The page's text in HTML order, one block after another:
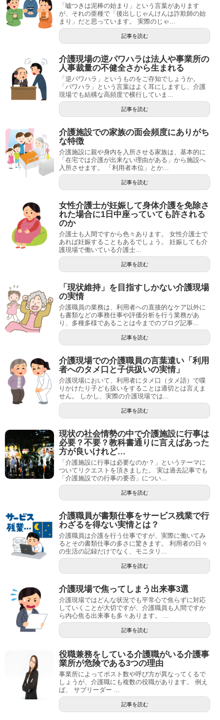
「嘘つきは泥棒の始まり」という言葉があります
が、それの亜種で「後出しじゃんけんは詐欺師の始
まり」だと思っています。 実際のじゃ...
記事を読む
介護現場の逆パワハラは法人や事業所の
人事裁量の不健全さから生まれる
「逆パワハラ」というものをご存知でしょうか。
「パワハラ」という言葉はよく耳にしますし、介護
現場でも結構な高頻度で横行していま...
記事を読む
介護施設での家族の面会頻度にありがち
な特徴
介護施設に親や身内を入所させる家族は、基本的に
「在宅では介護が出来ない理由がある」から施設へ
入所させます。 「利用者本位」とか...
記事を読む
女性介護士が妊娠して身体介護を免除さ
れた場合に1日中座っていても許される
のか
介護士も人間ですから色々あります。 女性介護士で
あれば妊娠することもあるでしょう。 妊娠しても介
護現場で働いている介護士...
記事を読む
「現状維持」を目指すしかない介護現場
の実情
介護職員の業務は、利用者への直接的なケア以外に
も書類などの事務仕事や評価分析を行う業務があ
り、多種多様であることは今までのブログ記事...
記事を読む
介護現場での介護職員の言葉遣い「利用
者へのタメ口と子供扱いの実情」
介護現場において、利用者にタメ口（タメ語）で喋
りかけたり子ども扱いをすることは適切とは言えま
せん。 しかし、実際の介護現場では...
記事を読む
現状の社会情勢の中で介護施設に行事は
必要？不要？教科書通りに言えばあった
方が良いけれど…
「介護施設に行事は必要なのか？」というテーマに
ついてリクエストを頂きました。 実は過去記事でも
「介護施設での行事の要否」につい...
記事を読む
介護職員が書類仕事をサービス残業で行
わざるを得ない実情とは？
介護職員は介護を行う仕事ですが、実際に働いてみ
るとその書類仕事の多さに驚きます。 利用者の日々
の生活の記録だけでなく、モニタリ...
記事を読む
介護現場で焦ってしまう出来事3選
介護現場ではどんな状況でも平常心で焦らずに対応
していくことが大切ですが、介護職員も人間ですか
ら内心焦る出来事も多々あります。 ...
記事を読む
役職兼務をしている介護職がいる介護事
業所が危険である3つの理由
事業所によってポスト数や呼び方が異なってくるで
しょうが、介護職にも複数の役職があります。 例え
ば、 サブリーダー ...
記事を読む